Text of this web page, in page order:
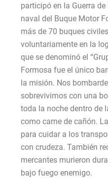
participó en la Guerra
naval del Buque Motor
más de 70 buques
voluntariamente en la
que se denominó el
Formosa fue el único
la misión. Nos
sobrevivimos con una
toda la noche dentro de
como carne de cañón.
para cuidar a los
con crudeza. También
mercantes murieron
bajo fuego enemigo.